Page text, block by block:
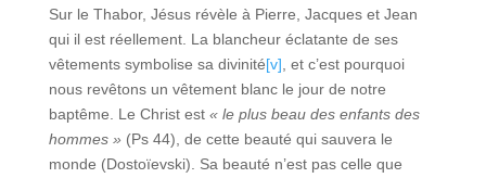
Sur le Thabor, Jésus révèle à Pierre, Jacques et Jean
qui il est réellement. La blancheur éclatante de ses
vêtements symbolise sa divinité[v] , et c’est pourquoi
nous revêtons un vêtement blanc le jour de notre
baptême. Le Christ est « le plus beau des enfants des
hommes » (Ps 44), de cette beauté qui sauvera le
monde (Dostoïevski). Sa beauté n’est pas celle que